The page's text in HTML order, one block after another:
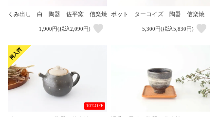
くみ出し 白 陶器 佐平窯 信楽焼
1,900円(税込2,090円)
ポット ターコイズ 陶器 信楽焼
5,300円(税込5,830円)
10%OFF